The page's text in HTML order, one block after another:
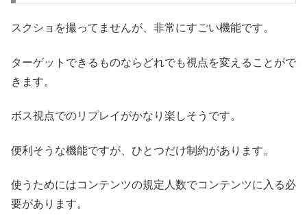
スクショを撮ってませんが、非常にすごい機能です。
ターゲットできるものならどれでも視点を変えることがで
きます。
ボス視点でのリプレイがかなり楽しそうです。
便利そうな機能ですが、ひとつだけ制約があります。
使うためにはコンテンツの規定人数でコンテンツに入る必
要があります。